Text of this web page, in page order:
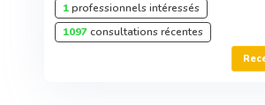
1professionnels intéressés
1097consultations récentes